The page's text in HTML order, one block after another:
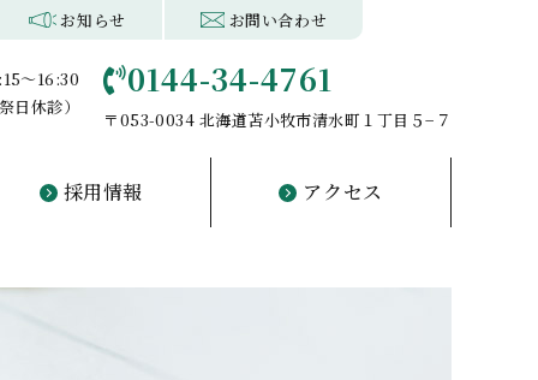
お知らせ お問い合わせ
～16:30
日休診）
0144-34-4761
〒053-0034 北海道苫小牧市清水町１丁目５−７
採用情報 アクセス
ポート
看護部・薬剤部
相談科
リハビリ
デイケア
訪問看護